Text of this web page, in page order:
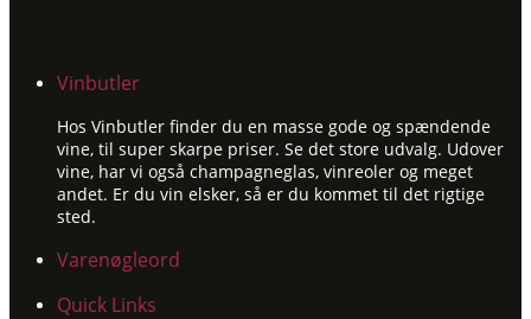
Vinbutler
Hos Vinbutler finder du en masse gode og spændende
vine, til super skarpe priser. Se det store udvalg. Udover
vine, har vi også champagneglas, vinreoler og meget
andet. Er du vin elsker, så er du kommet til det rigtige
sted.
Varenøgleord
Quick Links